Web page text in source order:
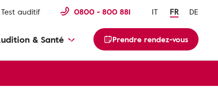
Test auditif 0800 - 800 881 IT FR DE
& Santé Prendre rendez-vous